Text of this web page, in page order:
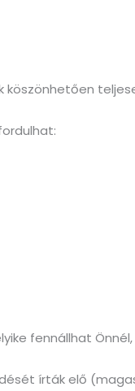
fennállhat
írták elő